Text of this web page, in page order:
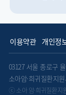
이용약관 개인정
03127 서울 종로구
소아암·희귀질환지
ⓒ 소아 암·희귀질환지